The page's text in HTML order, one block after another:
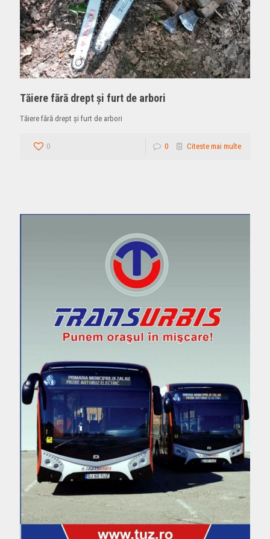
Tăiere fără drept și furt de arbori
Tăiere fără drept și furt de arbori
0 0 Citeste mai multe